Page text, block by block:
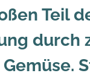
Teil
durch